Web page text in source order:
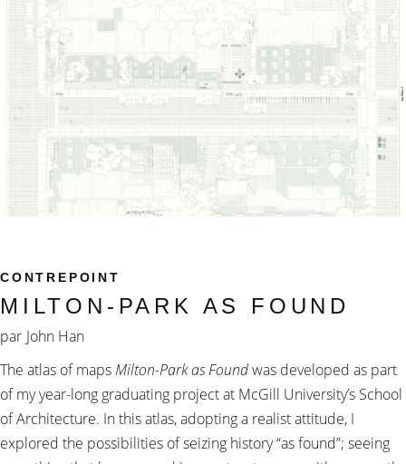
CONTREPOINT
MILTON-PARK AS FOUND
par John Han
The atlas of maps Milton-Park as Foundwas developed as part
of my year-long graduating project at McGill University’s School
of Architecture. In this atlas, adopting a realist attitude, I
explored the possibilities of seizing history “as found”; seeing